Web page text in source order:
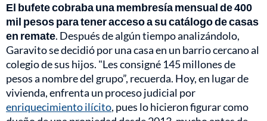
El bufete cobraba una membresía mensual de 400
mil pesos para tener acceso a su catálogo de casas
en remate. Después de algún tiempo analizándolo,
Garavito se decidió por una casa en un barrio cercano al
colegio de sus hijos. "Les consigné 145 millones de
pesos a nombre del grupo”, recuerda. Hoy, en lugar de
vivienda, enfrenta un proceso judicial por
enriquecimiento ilícito, pues lo hicieron figurar como